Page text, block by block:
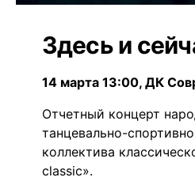
Здесь и
14 марта 13:00, ДК
Отчетный концерт
танцевально-
коллектива
classic».